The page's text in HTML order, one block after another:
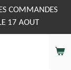
COMMANDES
17 AOUT